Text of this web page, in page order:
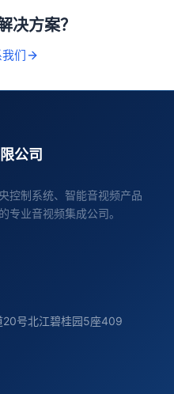
决方案？
们
公司
控制系统、智能音视频产品
专业音视频集成公司。
20号北江碧桂园5座409